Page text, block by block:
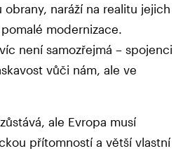
naráží na realitu jejich
modernizace.
není samozřejmá – spojenci
vůči nám, ale ve
ale Evropa musí
přítomností a větší vlastní